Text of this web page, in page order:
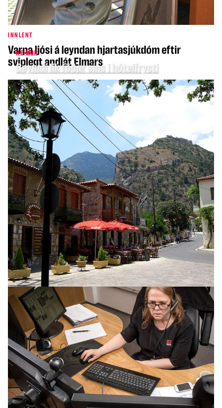
INNLENT
Varpa ljósi á leyndan hjartasjúkdóm eftir
sviplegt andlát Elmars
HEIMUR
Geymdi lík föður síns í hótelfrysti
INNLENT
Óvissa með prestaval í Kópavogi